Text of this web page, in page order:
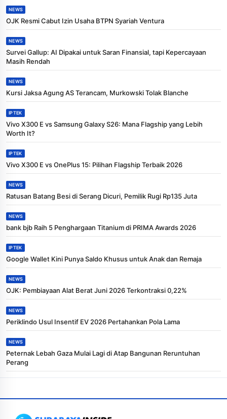
NEWS
OJK Resmi Cabut Izin Usaha BTPN Syariah Ventura
NEWS
Survei Gallup: AI Dipakai untuk Saran Finansial, tapi Kepercayaan
Masih Rendah
NEWS
Kursi Jaksa Agung AS Terancam, Murkowski Tolak Blanche
IPTEK
Vivo X300 E vs Samsung Galaxy S26: Mana Flagship yang Lebih
Worth It?
IPTEK
Vivo X300 E vs OnePlus 15: Pilihan Flagship Terbaik 2026
NEWS
Ratusan Batang Besi di Serang Dicuri, Pemilik Rugi Rp135 Juta
NEWS
bank bjb Raih 5 Penghargaan Titanium di PRIMA Awards 2026
IPTEK
Google Wallet Kini Punya Saldo Khusus untuk Anak dan Remaja
NEWS
OJK: Pembiayaan Alat Berat Juni 2026 Terkontraksi 0,22%
NEWS
Periklindo Usul Insentif EV 2026 Pertahankan Pola Lama
NEWS
Peternak Lebah Gaza Mulai Lagi di Atap Bangunan Reruntuhan
Perang